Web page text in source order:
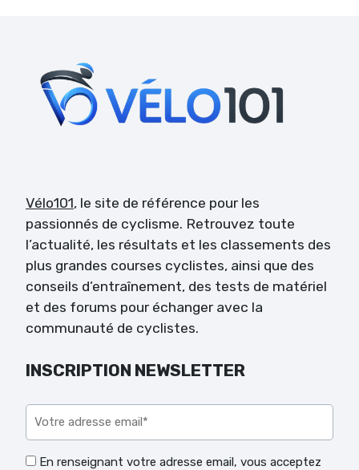
Vélo101, le site de référence pour les
passionnés de cyclisme. Retrouvez toute
l’actualité, les résultats et les classements des
plus grandes courses cyclistes, ainsi que des
conseils d’entraînement, des tests de matériel
et des forums pour échanger avec la
communauté de cyclistes.
INSCRIPTION NEWSLETTER
En renseignant votre adresse email, vous acceptez